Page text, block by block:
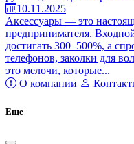
10.11.2025
Аксессуары — это
предпринимателя.
достигать 300–500%, а
телефонов, заколки для
это мелочи, которые...
О компании
Еще